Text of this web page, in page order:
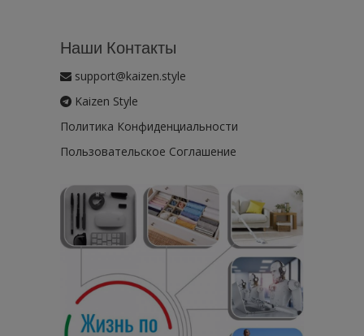
Наши Контакты
support@kaizen.style
Kaizen Style
Политика Конфиденциальности
Пользовательское Соглашение